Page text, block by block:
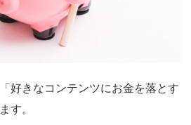
好きなコンテンツにお金を落とす
す。